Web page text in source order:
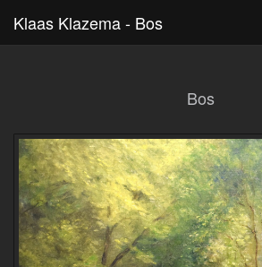
Klaas Klazema - Bos
Bos